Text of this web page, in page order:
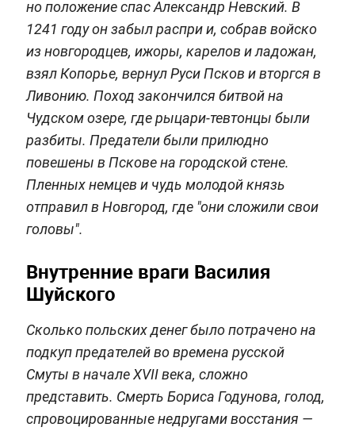
но положение спас Александр Невский. В
1241 году он забыл распри и, собрав войско
из новгородцев, ижоры, карелов и ладожан,
взял Копорье, вернул Руси Псков и вторгся в
Ливонию. Поход закончился битвой на
Чудском озере, где рыцари-тевтонцы были
разбиты. Предатели были прилюдно
повешены в Пскове на городской стене.
Пленных немцев и чудь молодой князь
отправил в Новгород, где "они сложили свои
головы".
Внутренние враги Василия
Шуйского
Сколько польских денег было потрачено на
подкуп предателей во времена русской
Смуты в начале XVII века, сложно
представить. Смерть Бориса Годунова, голод,
спровоцированные недругами восстания —